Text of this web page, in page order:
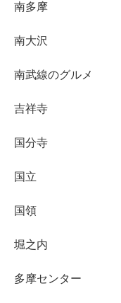
南多摩
南大沢
南武線のグルメ
吉祥寺
国分寺
国立
国領
堀之内
多摩センター